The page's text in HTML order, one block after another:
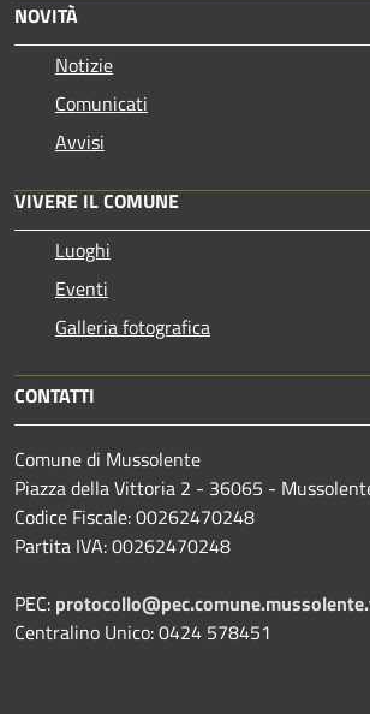
NOVITÀ
Notizie
Comunicati
Avvisi
VIVERE IL COMUNE
Luoghi
Eventi
Galleria fotografica
CONTATTI
Comune di Mussolente
Piazza della Vittoria 2 - 36065 -
Codice Fiscale: 00262470248
Partita IVA: 00262470248
PEC:
Centralino Unico: 0424 578451